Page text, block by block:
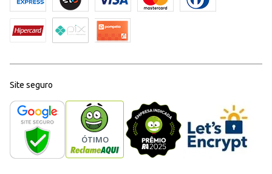
Site seguro